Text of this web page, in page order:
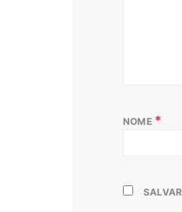
NOME *